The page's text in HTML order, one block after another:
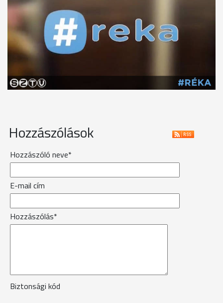
Hozzászólások
Hozzászóló neve*
E-mail cím
Hozzászólás*
Biztonsági kód